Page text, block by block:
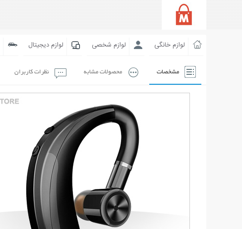
لوازم خانگی لوازم شخصی لوازم دیجیتال
مشخصات محصولات مشابه نظرات کاربران